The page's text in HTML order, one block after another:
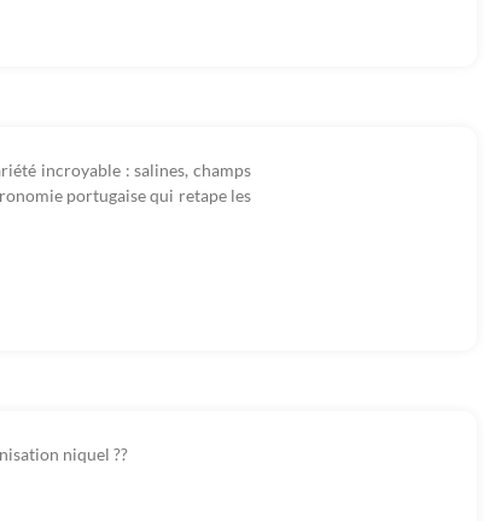
incroyable : salines, champs
portugaise qui retape les
niquel ??